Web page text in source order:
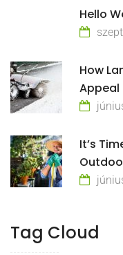
Hello
How
Appeal
It’s
Tag Cloud